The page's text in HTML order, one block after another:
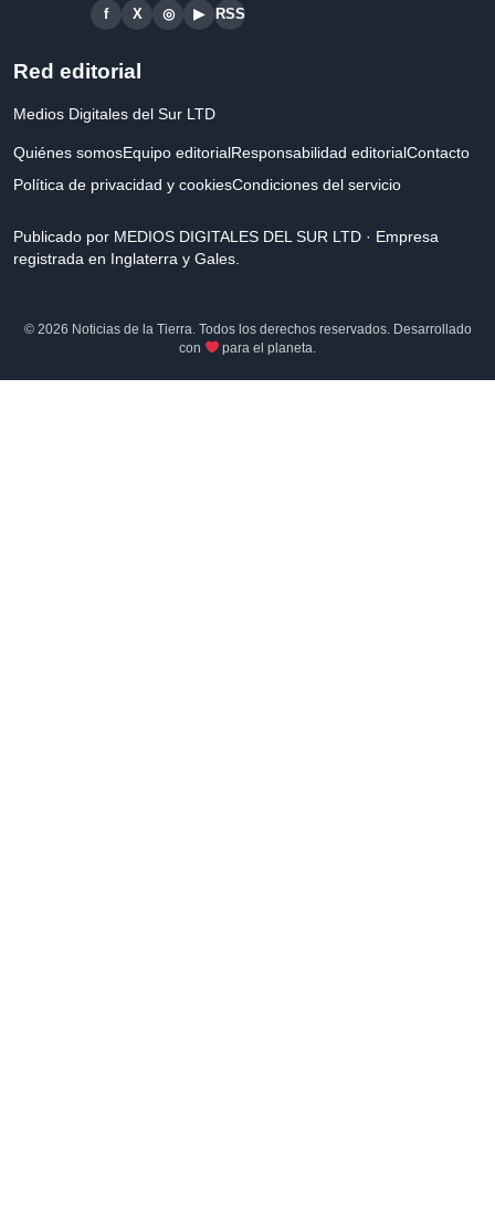
f X ◎ ▶ RSS
Red editorial
Medios Digitales del Sur LTD
Quiénes somosEquipo editorialResponsabilidad editorialContacto
Política de privacidad y cookiesCondiciones del servicio
Publicado por MEDIOS DIGITALES DEL SUR LTD · Empresa
registrada en Inglaterra y Gales.
© 2026 Noticias de la Tierra. Todos los derechos reservados. Desarrollado
con
para el planeta.